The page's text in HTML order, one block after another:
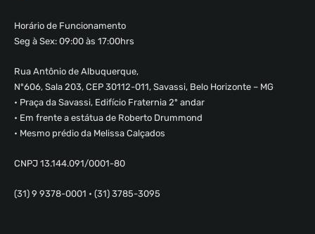
Horário de Funcionamento
Seg à Sex: 09:00 às 17:00hrs
Rua Antônio de Albuquerque,
Nº606, Sala 203, CEP 30112-011, Savassi, Belo Horizonte – MG
• Praça da Savassi, Edifício Fraternia 2º andar
• Em frente a estátua de Roberto Drummond
• Mesmo prédio da Melissa Calçados
CNPJ 13.144.091/0001-80
(31) 9 9378-0001 • (31) 3785-3095